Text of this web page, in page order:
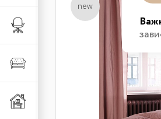
Мебель из металла
new